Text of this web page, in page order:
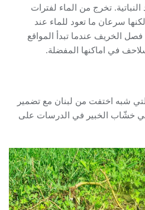
النباتية. تخرج من الماء لفترات
سرعان ما تعود للماء عند
فصل الخريف عندما تبدأ المواقع
في اماكنها المفضلة.
شبه اختفت من لبنان مع تضمير
خشّاب الخبير في الدرسات على